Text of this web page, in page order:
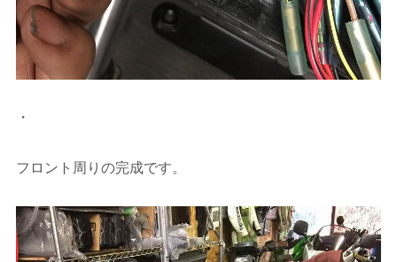
・
フロント周りの完成です。